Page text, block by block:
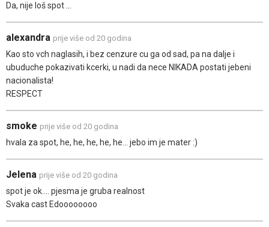
Da, nije loš spot ...
alexandra prije više od 20 godina
Kao sto vch naglasih, i bez cenzure cu ga od sad, pa na dalje i
ubuduche pokazivati kcerki, u nadi da nece NIKADA postati jebeni
nacionalista!
RESPECT
smoke prije više od 20 godina
hvala za spot, he, he, he, he, he... jebo im je mater :)
Jelena prije više od 20 godina
spot je ok.... pjesma je gruba realnost
Svaka cast Edoooooooo